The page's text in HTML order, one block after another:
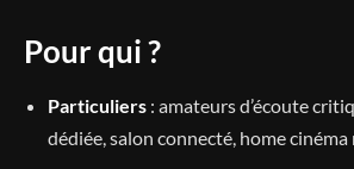
Pour qui ?
Particuliers : amateurs d’écoute
dédiée, salon connecté, home